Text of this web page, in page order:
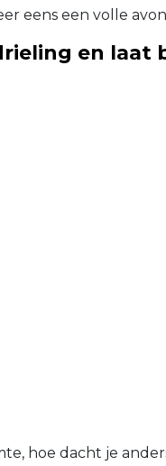
eens een volle
en laat
hoe dacht je